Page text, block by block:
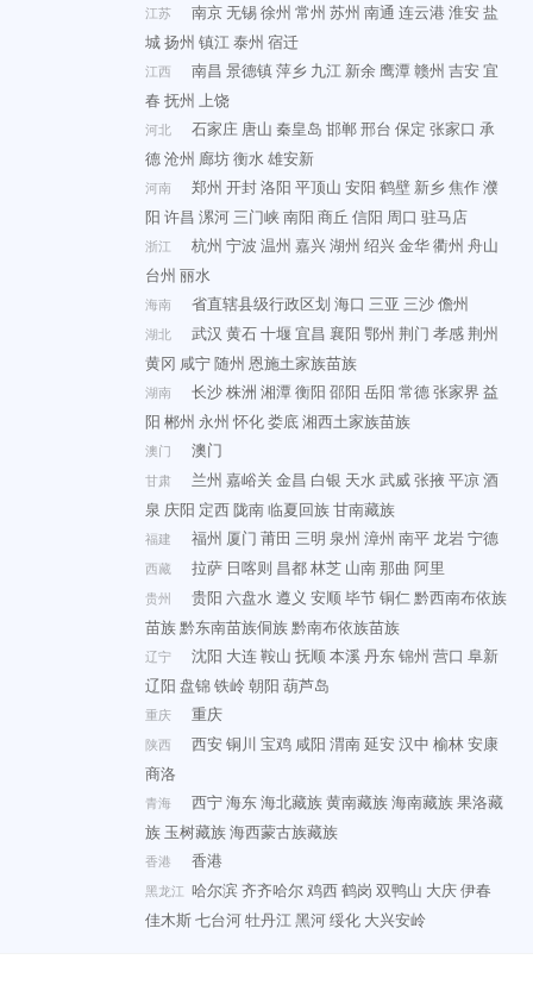
江苏 南京无锡徐州 常州 苏州 南通 连云港淮安盐
城扬州 镇江泰州 宿迁
江西 南昌 景德镇萍乡 九江 新余鹰潭赣州 吉安宜
春 抚州 上饶
河北 石家庄 唐山 秦皇岛 邯郸邢台 保定 张家口 承
德沧州 廊坊衡水雄安新
河南 郑州 开封洛阳 平顶山 安阳 鹤壁 新乡焦作濮
阳 许昌 漯河三门峡南阳 商丘 信阳 周口 驻马店
浙江 杭州 宁波 温州 嘉兴湖州 绍兴金华衢州 舟山
台州 丽水
海南 省直辖县级行政区划 海口 三亚 三沙儋州
湖北 武汉 黄石十堰 宜昌 襄阳 鄂州 荆门 孝感荆州
黄冈 咸宁随州 恩施土家族苗族
湖南 长沙株洲 湘潭衡阳 邵阳 岳阳 常德张家界 益
阳 郴州 永州 怀化娄底湘西土家族苗族
澳门 澳门
甘肃 兰州 嘉峪关 金昌 白银 天水武威张掖平凉酒
泉 庆阳 定西陇南临夏回族甘南藏族
福建 福州 厦门 莆田 三明 泉州 漳州 南平龙岩宁德
西藏 拉萨 日喀则 昌都林芝 山南那曲 阿里
贵州 贵阳 六盘水遵义 安顺毕节铜仁黔西南布依族
苗族黔东南苗族侗族黔南布依族苗族
辽宁 沈阳 大连鞍山 抚顺本溪丹东锦州 营口 阜新
辽阳 盘锦铁岭朝阳 葫芦岛
重庆 重庆
陕西 西安铜川 宝鸡 咸阳 渭南延安汉中 榆林安康
商洛
青海 西宁海东海北藏族黄南藏族海南藏族果洛藏
族 玉树藏族海西蒙古族藏族
香港 香港
黑龙江 哈尔滨齐齐哈尔鸡西鹤岗 双鸭山 大庆伊春
佳木斯七台河牡丹江黑河绥化 大兴安岭